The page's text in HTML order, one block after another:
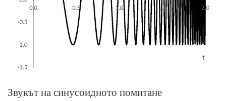
Звукът на синусоидното помитане